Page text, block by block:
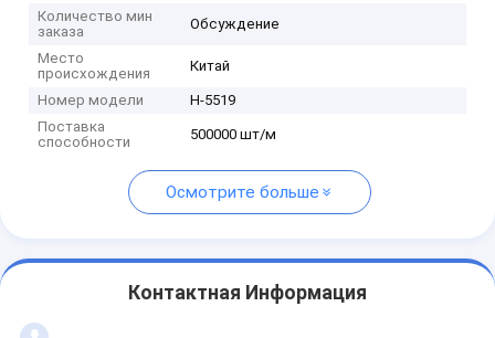
Количество мин
заказа
Обсуждение
Место
происхождения
Китай
Номер модели
H-5519
Поставка
способности
500000 шт/м
Осмотрите больше
Контактная Информация